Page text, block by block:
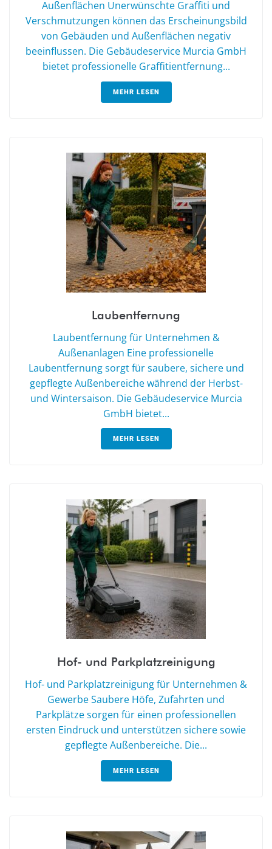
Außenflächen Unerwünschte Graffiti und
Verschmutzungen können das Erscheinungsbild
von Gebäuden und Außenflächen negativ
beeinflussen. Die Gebäudeservice Murcia GmbH
bietet professionelle Graffitientfernung...
MEHR LESEN
Laubentfernung
Laubentfernung für Unternehmen &
Außenanlagen Eine professionelle
Laubentfernung sorgt für saubere, sichere und
gepflegte Außenbereiche während der Herbst-
und Wintersaison. Die Gebäudeservice Murcia
GmbH bietet...
MEHR LESEN
Hof- und Parkplatzreinigung
Hof- und Parkplatzreinigung für Unternehmen &
Gewerbe Saubere Höfe, Zufahrten und
Parkplätze sorgen für einen professionellen
ersten Eindruck und unterstützen sichere sowie
gepflegte Außenbereiche. Die...
MEHR LESEN